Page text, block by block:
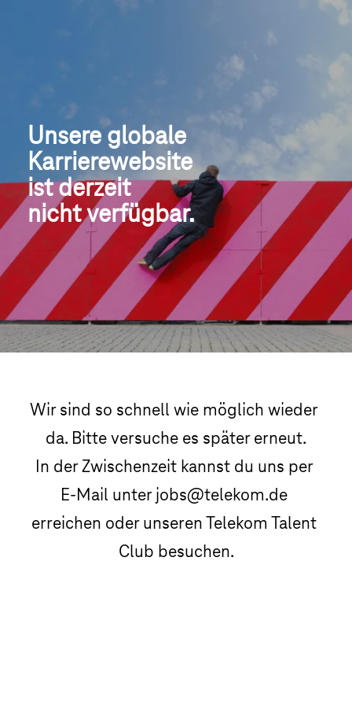
Unsere globale
Karrierewebsite
ist derzeit
nicht verfügbar.
Wir sind so schnell wie möglich wieder
da. Bitte versuche es später erneut.
In der Zwischenzeit kannst du uns per
E-Mail unter jobs@telekom.de
erreichen oder unseren Telekom Talent
Club besuchen.